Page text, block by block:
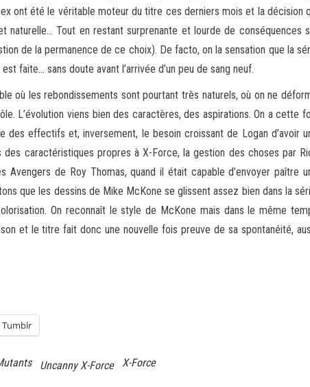
ont été le véritable moteur du titre ces derniers mois et la décision
naturelle… Tout en restant surprenante et lourde de conséquences
de la permanence de ce choix). De facto, on la sensation que la
faite… sans doute avant l’arrivée d’un peu de sang neuf.
où les rebondissements sont pourtant très naturels, où on ne
L’évolution viens bien des caractères, des aspirations. On a cette
effectifs et, inversement, le besoin croissant de Logan d’avoir
des caractéristiques propres à X-Force, la gestion des choses par
de Roy Thomas, quand il était capable d’envoyer paître
que les dessins de Mike McKone se glissent assez bien dans la
On reconnaît le style de McKone mais dans le même
et le titre fait donc une nouvelle fois preuve de sa spontanéité,
Tumblr
Uncanny X-Force X-Force